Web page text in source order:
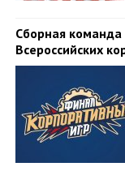
Сборная
Всероссийских